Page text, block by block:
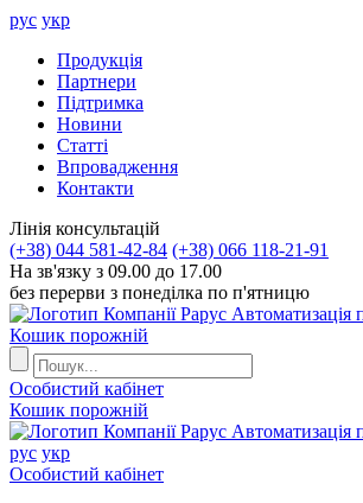
рус укр
Продукцiя
Партнери
Пiдтримка
Новини
Статті
Впровадження
Контакти
Лiнiя консультацiй
(+38) 044 581-42-84 (+38) 066 118-21-91
На зв'язку з 09.00 до 17.00
без перерви з понеділка по п'ятницю
Автоматизація
Кошик порожній
Особистий кабінет
Кошик порожній
Автоматизація
рус укр
Особистий кабінет